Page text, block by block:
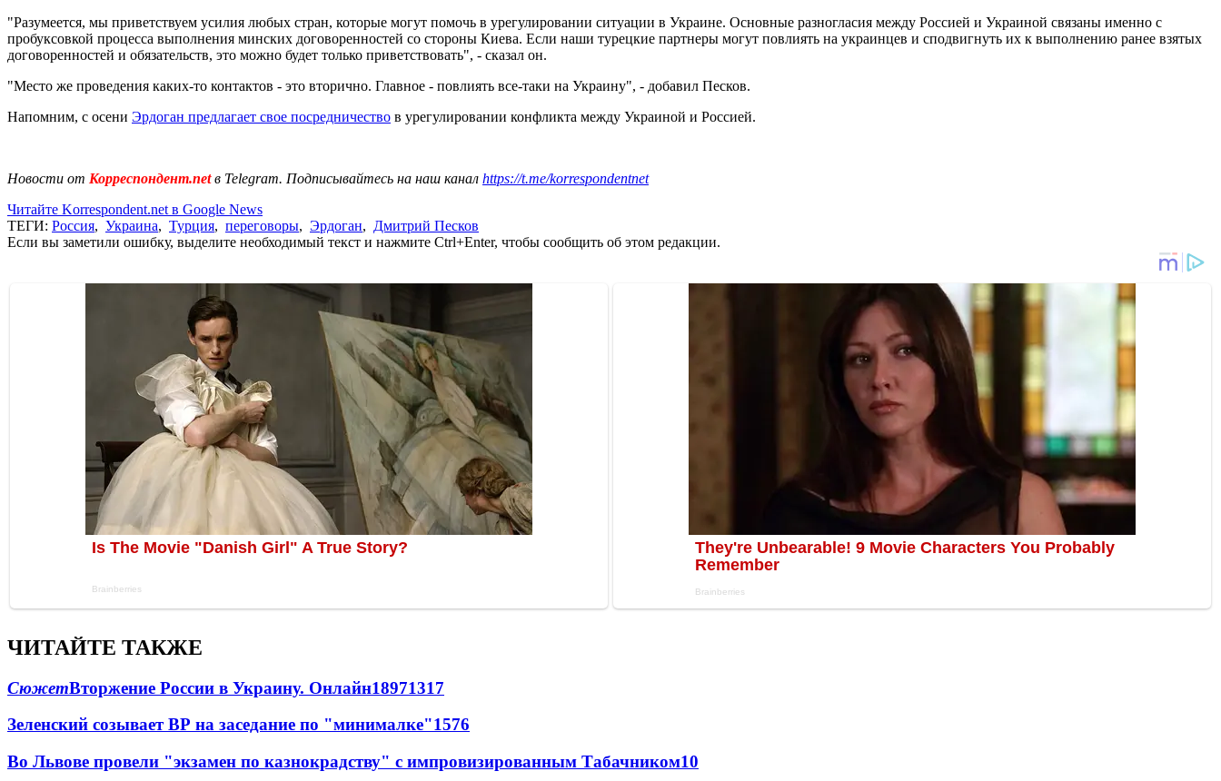
"Разумеется, мы приветствуем усилия любых стран, которые могут помочь в урегулировании ситуации в Украине. Основные разногласия между Россией и Украиной связаны именно с
пробуксовкой процесса выполнения минских договоренностей со стороны Киева. Если наши турецкие партнеры могут повлиять на украинцев и сподвигнуть их к выполнению ранее взятых
договоренностей и обязательств, это можно будет только приветствовать", - сказал он.
"Место же проведения каких-то контактов - это вторично. Главное - повлиять все-таки на Украину", - добавил Песков.
Напомним, с осени Эрдоган предлагает свое посредничество в урегулировании конфликта между Украиной и Россией.
Новости от Корреспондент.netв Telegram. Подписывайтесь на наш канал https://t.me/korrespondentnet
Читайте Korrespondent.net в Google News
ТЕГИ: Россия, Украина, Турция, переговоры, Эрдоган, Дмитрий Песков
Если вы заметили ошибку, выделите необходимый текст и нажмите Ctrl+Enter, чтобы сообщить об этом редакции.
ЧИТАЙТЕ ТАКЖЕ
СюжетВторжение России в Украину. Онлайн18971317
Зеленский созывает ВР на заседание по "минималке"1576
Во Львове провели "экзамен по казнокрадству" с импровизированным Табачником10